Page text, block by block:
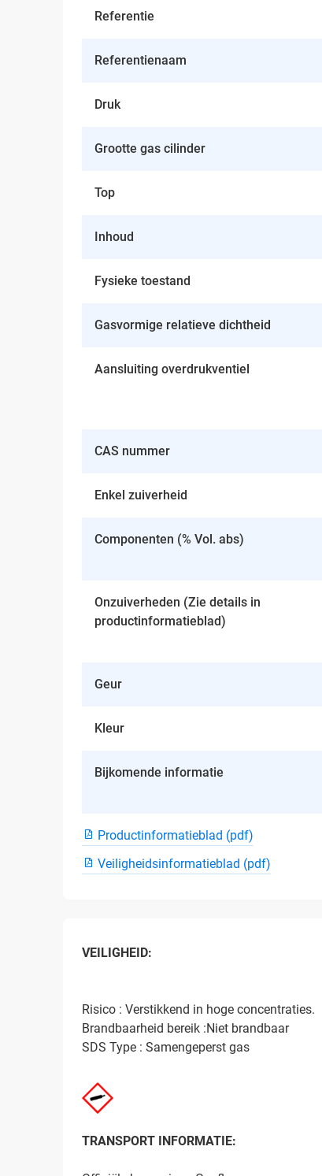
Referentie
Referentienaam
Druk
Grootte gas cilinder
Top
Inhoud
Fysieke toestand
Gasvormige relatieve dichtheid
Aansluiting overdrukventiel
CAS nummer
Enkel zuiverheid
Componenten (% Vol. abs)
Onzuiverheden (Zie details in
productinformatieblad)
Geur
Kleur
Bijkomende informatie
Productinformatieblad (pdf)
Veiligheidsinformatieblad (pdf)
VEILIGHEID:
Risico : Verstikkend in hoge concentraties.
Brandbaarheid bereik :Niet brandbaar
SDS Type : Samengeperst gas
TRANSPORT INFORMATIE: